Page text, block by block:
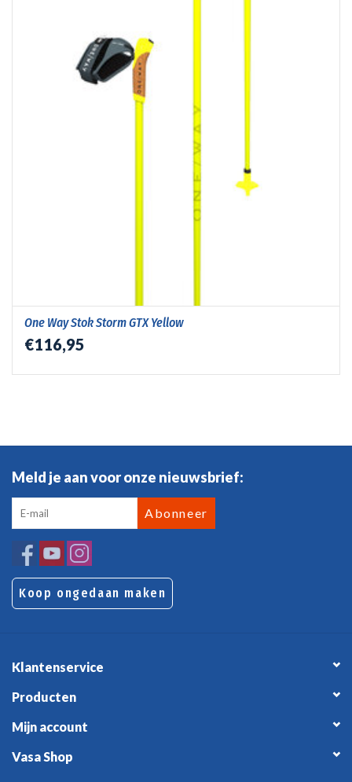
One Way Stok Storm GTX Yellow
€116,95
Meld je aan voor onze nieuwsbrief:
Abonneer
Koop ongedaan maken
Klantenservice
Producten
Mijn account
Vasa Shop